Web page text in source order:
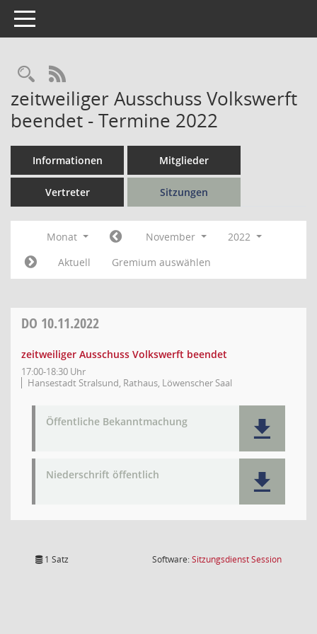
Toggle navigation
Rechercheauswahl
RSS-Feed
zeitweiliger Ausschuss Volkswerft
beendet - Termine 2022
Informationen Mitglieder
Vertreter Sitzungen
Monat November
2022
Aktuell
Gremium auswählen
DO 10.11.2022
zeitweiliger Ausschuss Volkswerft beendet
17:00-18:30 Uhr
Hansestadt Stralsund, Rathaus, Löwenscher Saal
Öffentliche Bekanntmachung
Niederschrift öffentlich
1 Satz Software:SitzungsdienstSession(Wird in